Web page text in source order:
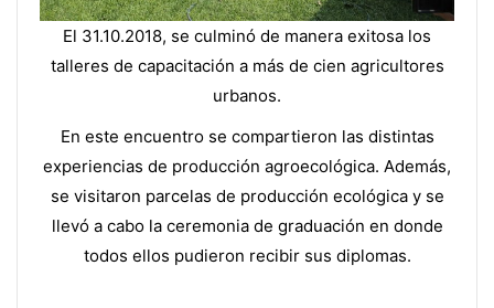
El 31.10.2018, se culminó de manera exitosa los
talleres de capacitación a más de cien agricultores
urbanos.
En este encuentro se compartieron las distintas
experiencias de producción agroecológica. Además,
se visitaron parcelas de producción ecológica y se
llevó a cabo la ceremonia de graduación en donde
todos ellos pudieron recibir sus diplomas.